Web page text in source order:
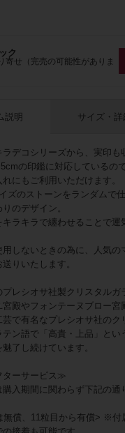
ク
寄せ（完売の可能性がありま
説明
ラデコシリーズから、実印も
の印鑑に対応しているの
にもご利用いただけます。
ズのストーンをランダムで
のデザイン。
キラキラで纏わせることで
用しないときの為に、人気
りいたします。
レシオサ社製クリスタル
宮殿やフォンテーヌブロー
芸で有名なプレシオサ社の
テン語で「高貴・上品」とい
了し続けています。
ーサービス≫
購入期間に関わらず下記の
無償、11粒目から有償 > ※付
サイズ・詳